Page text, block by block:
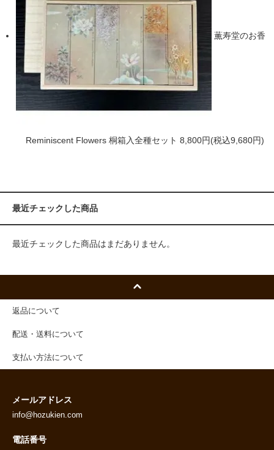
薫寿堂のお香
Reminiscent Flowers 桐箱入全種セット 8,800円(税込9,680円)
最近チェックした商品
最近チェックした商品はまだありません。
返品について
配送・送料について
支払い方法について
メールアドレス
info@hozukien.com
電話番号